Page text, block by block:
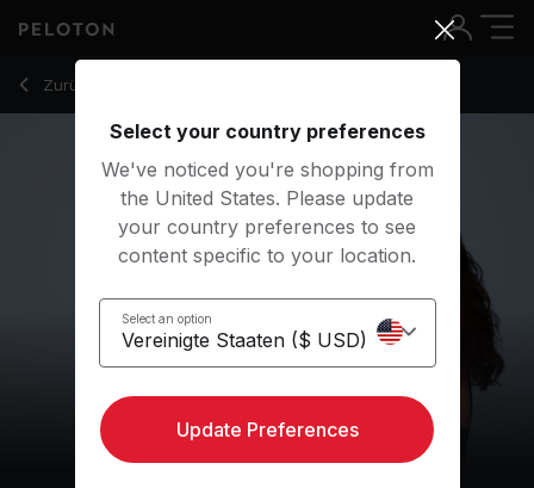
Zurück zu Meditationskurse
Zurück
10 Min Acceptance Meditation with Electronic Music -
Select your country preferences
We've noticed you're shopping from
the United States. Please update
your country preferences to see
content specific to your location.
Select an option
Update Preferences